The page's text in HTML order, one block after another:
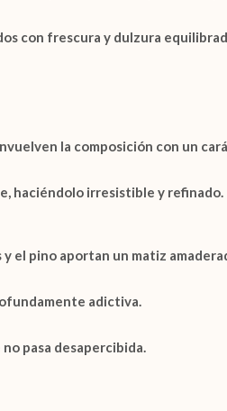
con frescura y dulzura
la composición con un
haciéndolo irresistible y refinado.
y el pino aportan un matiz
adictiva.
pasa desapercibida.